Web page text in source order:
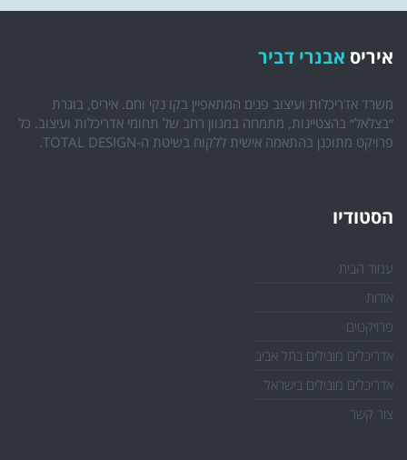
איריס אבנרי דביר
משרד אדריכלות ועיצוב פנים המתאפיין בקו נקי וחם. איריס, בוגרת
״בצלאל״ בהצטיינות, מתמחה במגוון רחב של תחומי אדריכלות ועיצוב. כל
פרויקט מתוכנן בהתאמה אישית ללקוח בשיטת ה-TOTAL DESIGN.
הסטודיו
עמוד הבית
אודות
פרויקטים
אדריכלים מובילים בתל אביב
אדריכלים מובילים בישראל
צור קשר